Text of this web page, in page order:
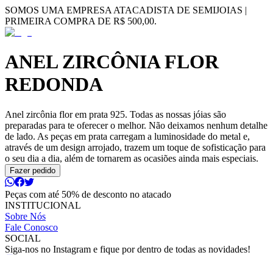
SOMOS UMA EMPRESA ATACADISTA DE SEMIJOIAS |
PRIMEIRA COMPRA DE R$ 500,00.
ANEL ZIRCÔNIA FLOR
REDONDA
Anel zircônia flor em prata 925. Todas as nossas jóias são
preparadas para te oferecer o melhor. Não deixamos nenhum detalhe
de lado. As peças em prata carregam a luminosidade do metal e,
através de um design arrojado, trazem um toque de sofisticação para
o seu dia a dia, além de tornarem as ocasiões ainda mais especiais.
Fazer pedido
Peças com até 50% de desconto no atacado
INSTITUCIONAL
Sobre Nós
Fale Conosco
SOCIAL
Siga-nos no Instagram e fique por dentro de todas as novidades!